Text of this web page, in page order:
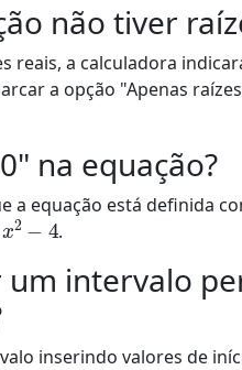
não tiver
reais, a calculadora
a opção "Apenas
na equação?
a equação está definida
x2−4
.
um intervalo
inserindo valores de